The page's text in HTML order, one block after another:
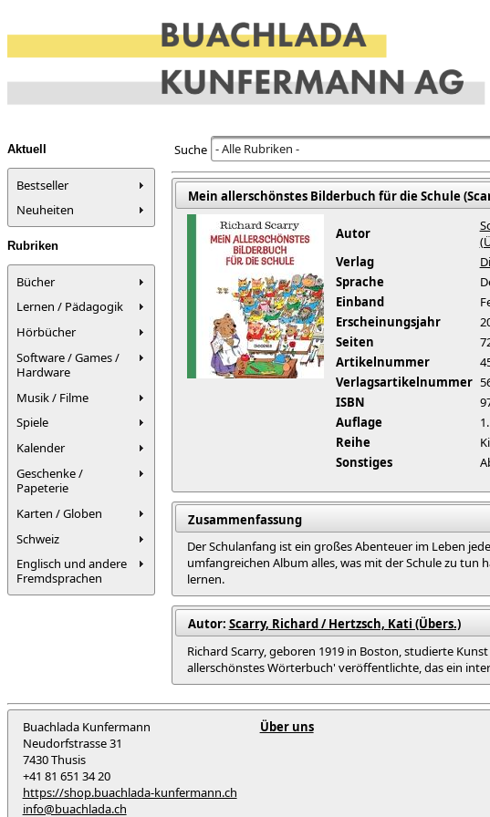
Aktuell
Bestseller
Neuheiten
Rubriken
Bücher
Lernen / Pädagogik
Hörbücher
Software / Games /
Hardware
Musik / Filme
Spiele
Kalender
Geschenke /
Papeterie
Karten / Globen
Schweiz
Englisch und andere
Fremdsprachen
Suche - Alle Rubriken -
Mein allerschönstes Bilderbuch für die Schule
Autor
Verlag
Sprache
Einband
Erscheinungsjahr
Seiten
Artikelnummer
Verlagsartikelnummer
ISBN
Auflage
Reihe
Sonstiges
Zusammenfassung
Der Schulanfang ist ein großes Abenteuer im Leben
umfangreichen Album alles, was mit der Schule zu
lernen.
Autor: Scarry, Richard / Hertzsch, Kati (Übers.)
Richard Scarry, geboren 1919 in Boston, studierte
allerschönstes Wörterbuch' veröffentlichte, das ein
Buachlada Kunfermann
Neudorfstrasse 31
7430 Thusis
+41 81 651 34 20
https://shop.buachlada-kunfermann.ch
info@buachlada.ch
Über uns